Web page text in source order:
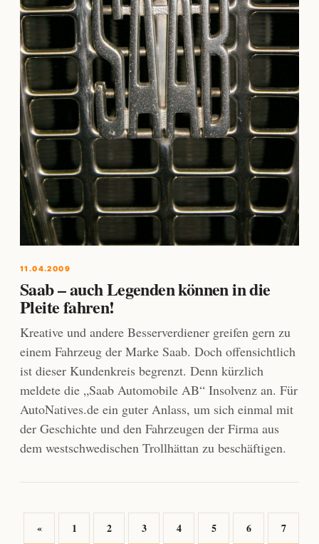
11.04.2009
Saab – auch Legenden können in die
Pleite fahren!
Kreative und andere Besserverdiener greifen gern zu
einem Fahrzeug der Marke Saab. Doch offensichtlich
ist dieser Kundenkreis begrenzt. Denn kürzlich
meldete die „Saab Automobile AB“ Insolvenz an. Für
AutoNatives.de ein guter Anlass, um sich einmal mit
der Geschichte und den Fahrzeugen der Firma aus
dem westschwedischen Trollhättan zu beschäftigen.
« 1 2 3 4 5 6 7